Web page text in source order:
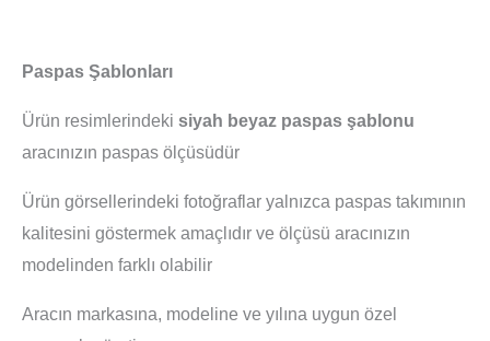
Paspas Şablonları
Ürün resimlerindeki siyah beyaz paspas şablonu
aracınızın paspas ölçüsüdür
Ürün görsellerindeki fotoğraflar yalnızca paspas takımının
kalitesini göstermek amaçlıdır ve ölçüsü aracınızın
modelinden farklı olabilir
Aracın markasına, modeline ve yılına uygun özel